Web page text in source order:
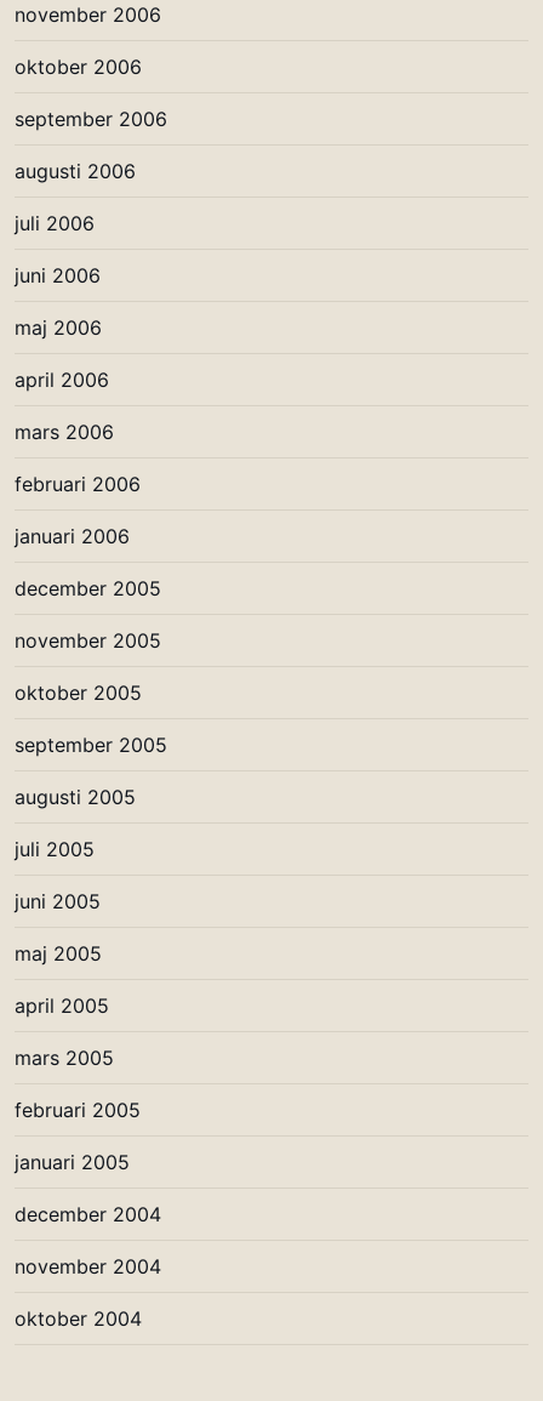
november 2006
oktober 2006
september 2006
augusti 2006
juli 2006
juni 2006
maj 2006
april 2006
mars 2006
februari 2006
januari 2006
december 2005
november 2005
oktober 2005
september 2005
augusti 2005
juli 2005
juni 2005
maj 2005
april 2005
mars 2005
februari 2005
januari 2005
december 2004
november 2004
oktober 2004